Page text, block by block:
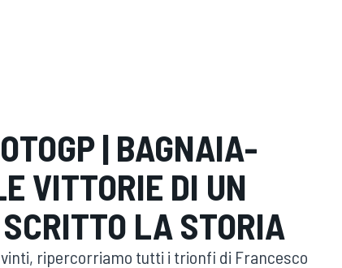
| BAGNAIA-
VITTORIE DI UN
LA STORIA
ripercorriamo tutti i trionfi di Francesco